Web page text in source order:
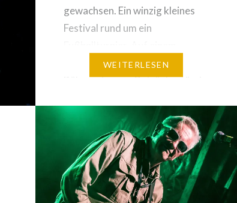
gewachsen. Ein winzig kleines
Festival rund um ein
Sportplatz. Zwei Tage, eine
Bühne, ein paar Getränkestände
Burgern und Bratwurst. Und 10
Bands. Mehr braucht es nicht.
Dieses Jahr durfte ich…
WEITERLESEN